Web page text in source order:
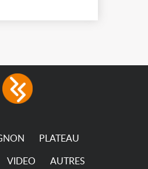
PLATEAU
VIDEO AUTRES